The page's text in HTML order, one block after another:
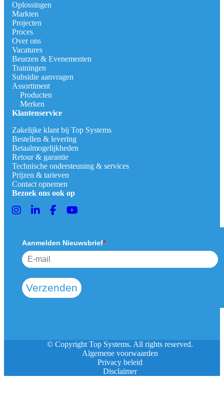
Oplossingen
Markten
Projecten
Proces
Over ons
Vacatures
Beurzen & Evenementen
Trainingen
Subsidie aanvragen
Assortiment
Producten
Merken
Klantenservice
Zakelijke klant bij Top Systems
Bestellen & levering
Betaalmogelijkheden
Retour & garantie
Technische ondersteuning & services
Prijzen & tarieven
Contact opnemen
Bezoek ons ook op
Aanmelden Nieuwsbrief*
Verzenden
© Copyright Top Systems. All rights reserved.
Algemene voorwaarden
Privacy beleid
Disclaimer